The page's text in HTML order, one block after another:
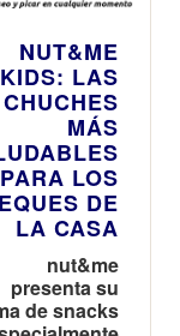
NUT&ME
KIDS: LAS
CHUCHES
MÁS
PARA LOS
DE
LA CASA
nut&me
presenta su
de snacks